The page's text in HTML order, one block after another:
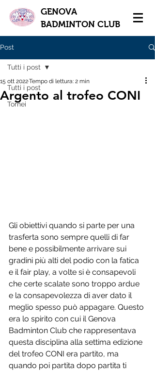
GENOVA
BADMINTON CLUB
Post
Tutti i post
Tornei
Tutti i post
Argento al trofeo CONI
15 ott 2022Tempo di lettura: 2 min
Gli obiettivi quando si parte per una
trasferta sono sempre quelli di far
bene e possibilmente arrivare sui
gradini più alti del podio con la fatica
e il fair play, a volte si è consapevoli
che certe scalate sono troppo ardue
e la consapevolezza di aver dato il
meglio spesso può appagare. Questo
era lo spirito con cui il Genova
Badminton Club che rappresentava
questa disciplina alla settima edizione
del trofeo CONI era partito, ma
quando poi partita dopo partita ti